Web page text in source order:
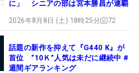
に」 シニアの部は宮本勝昌が連覇
2026年8月8日 (土) 18時25分 72
話題の新作を抑えて『G440 K』が
首位 “10Ｋ”人気は未だに継続中 #
週間ギアランキング